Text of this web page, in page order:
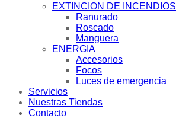
EXTINCION DE INCENDIOS
Ranurado
Roscado
Manguera
ENERGIA
Accesorios
Focos
Luces de emergencia
Servicios
Nuestras Tiendas
Contacto